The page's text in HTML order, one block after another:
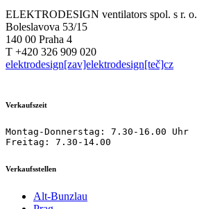
ELEKTRODESIGN ventilators spol. s r. o.
Boleslavova 53/15
140 00 Praha 4
T +420 326 909 020
elektrodesign[zav]elektrodesign[teč]cz
Verkaufszeit
Montag-Donnerstag: 7.30-16.00 Uhr
Freitag: 7.30-14.00
Verkaufsstellen
Alt-Bunzlau